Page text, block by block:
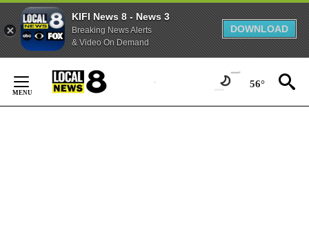
KIFI News 8 - News 3
Breaking News Alerts
& Video On Demand
DOWNLOAD
Content
56°